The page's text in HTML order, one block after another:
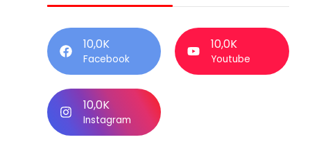
10,0K
Facebook
10,0K
Youtube
10,0K
Instagram